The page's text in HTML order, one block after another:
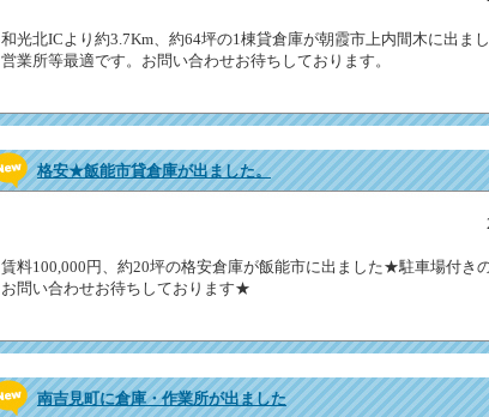
和光北ICより約3.7Km、約64坪の1棟貸倉庫が朝霞市上内間木に出まし
営業所等最適です。お問い合わせお待ちしております。
格安★飯能市貸倉庫が出ました。
賃料100,000円、約20坪の格安倉庫が飯能市に出ました★駐車場付き
お問い合わせお待ちしております★
南吉見町に倉庫・作業所が出ました